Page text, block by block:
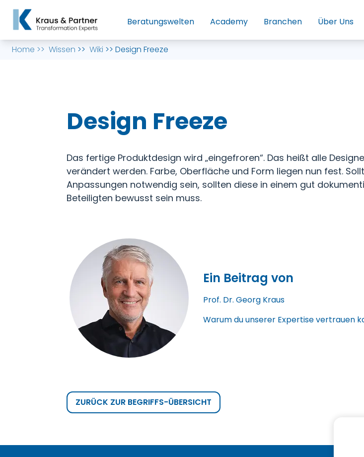
Beratungswelten Academy Branchen Über Uns
Home >> Wissen >> Wiki >> Design Freeze
Design Freeze
Das fertige Produktdesign wird „eingefroren“. Das heißt alle
verändert werden. Farbe, Oberfläche und Form liegen nun fest.
Anpassungen notwendig sein, sollten diese in einem gut
Beteiligten bewusst sein muss.
Ein Beitrag von
Prof. Dr. Georg Kraus
Warum du unserer Expertise vertrauen
ZURÜCK ZUR BEGRIFFS-ÜBERSICHT